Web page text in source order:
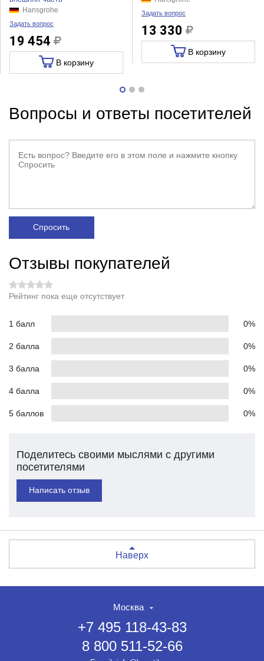
Hansgrohe
Задать вопрос
19 454
В корзину
Задать вопрос
13 330
В корзину
Вопросы и ответы посетителей
Спросить
Отзывы покупателей
Рейтинг пока еще отсутствует
1 балл 0%
2 балла 0%
3 балла 0%
4 балла 0%
5 баллов 0%
Поделитесь своими мыслями с другими
посетителями
Написать отзыв
Наверх
Москва
+7 495 118-43-83
8 800 511-52-66